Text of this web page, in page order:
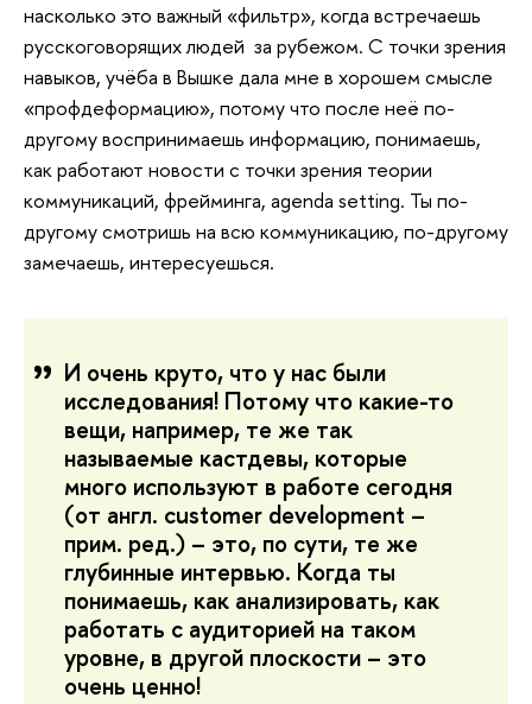
насколько это важный «фильтр», когда встречаешь
русскоговорящих людей за рубежом. С точки зрения
навыков, учёба в Вышке дала мне в хорошем смысле
«профдеформацию», потому что после неё по-
другому воспринимаешь информацию, понимаешь,
как работают новости с точки зрения теории
коммуникаций, фрейминга, agenda setting. Ты по-
другому смотришь на всю коммуникацию, по-другому
замечаешь, интересуешься.
И очень круто, что у нас были
исследования! Потому что какие-то
вещи, например, те же так
называемые кастдевы, которые
много используют в работе сегодня
(от англ. customer development –
прим. ред.) – это, по сути, те же
глубинные интервью. Когда ты
понимаешь, как анализировать, как
работать с аудиторией на таком
уровне, в другой плоскости – это
очень ценно!